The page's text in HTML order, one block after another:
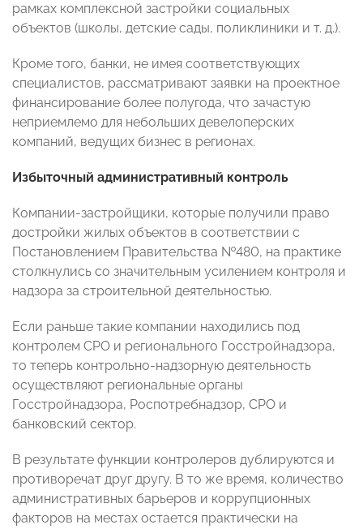
рамках комплексной застройки социальных
объектов (школы, детские сады, поликлиники и т. д.).
Кроме того, банки, не имея соответствующих
специалистов, рассматривают заявки на проектное
финансирование более полугода, что зачастую
неприемлемо для небольших девелоперских
компаний, ведущих бизнес в регионах.
Избыточный административный контроль
Компании-застройщики, которые получили право
достройки жилых объектов в соответствии с
Постановлением Правительства №480, на практике
столкнулись со значительным усилением контроля и
надзора за строительной деятельностью.
Если раньше такие компании находились под
контролем СРО и регионального Госстройнадзора,
то теперь контрольно-надзорную деятельность
осуществляют региональные органы
Госстройнадзора, Роспотребнадзор, СРО и
банковский сектор.
В результате функции контролеров дублируются и
противоречат друг другу. В то же время, количество
административных барьеров и коррупционных
факторов на местах остается практически на